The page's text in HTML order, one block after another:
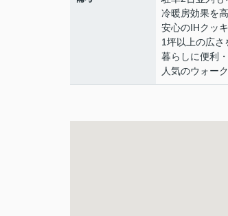
冷暖房効果を
安心のIHクッ
1坪以上の広さ
暮らしに便利
人気のウォー